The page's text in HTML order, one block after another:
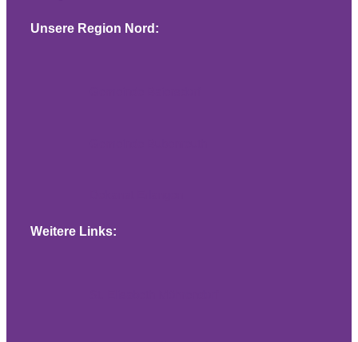
Unsere Region Nord:
Weitere Links: